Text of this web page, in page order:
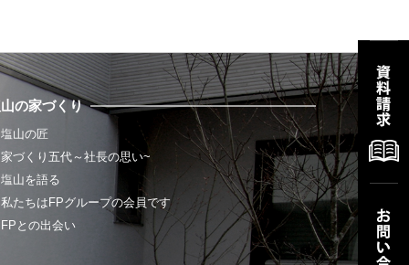
の家づくり
塩山の匠
家づくり五代～社長の思い~
塩山を語る
私たちはFPグループの会員です
FPとの出会い